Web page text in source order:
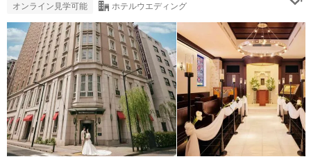
オンライン見学可能 ホテルウエディング